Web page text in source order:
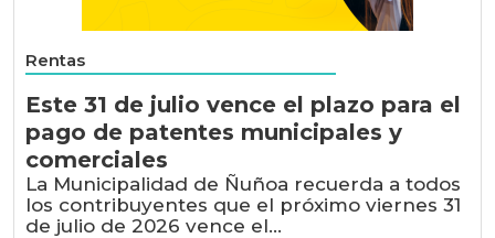
Rentas
Este 31 de julio vence el plazo para el
pago de patentes municipales y
comerciales
La Municipalidad de Ñuñoa recuerda a todos
los contribuyentes que el próximo viernes 31
de julio de 2026 vence el...